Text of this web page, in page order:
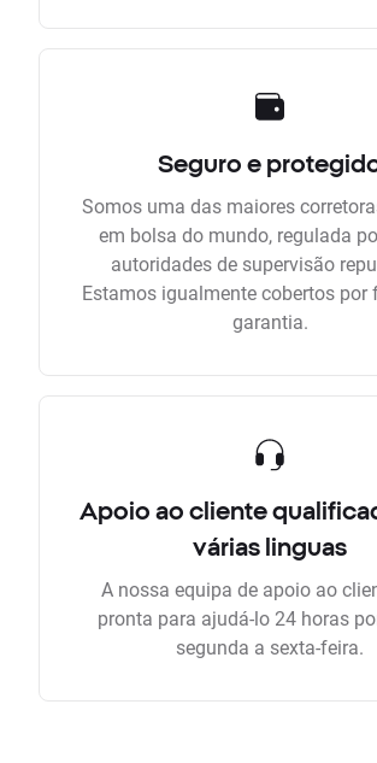
Seguro e
Somos uma das maiores
em bolsa do mundo, regulada
autoridades de supervisão
Estamos igualmente cobertos por
garantia.
Apoio ao cliente
várias linguas
A nossa equipa de apoio ao
pronta para ajudá-lo 24 horas
segunda a sexta-feira.